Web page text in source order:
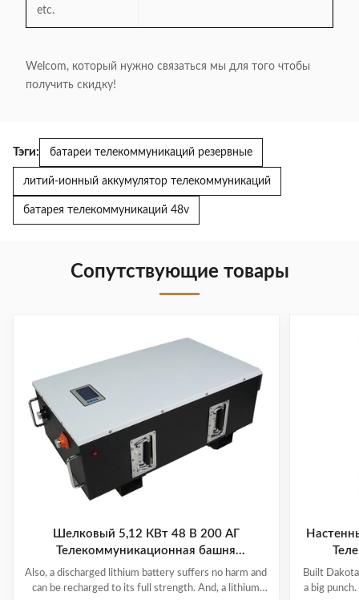
etc.
Welcom, который нужно связаться мы для того чтобы
получить скидку!
Тэги: батареи телекоммуникаций резервные
литий-ионный аккумулятор телекоммуникаций
батарея телекоммуникаций 48v
Сопутствующие товары
Шелковый 5,12 КВт 48 В 200 АГ
Телекоммуникационная башня
Батарейная стойка Монтированная
система аккумуляторов LiFePO4
Also, a discharged lithium battery suffers no harm and
can be recharged to its full strength. And, a lithium
Built
a big